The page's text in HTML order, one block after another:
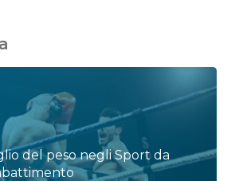
del peso negli Sport da